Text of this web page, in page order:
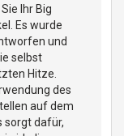
Ihr Big
Es wurde
und
selbst
Hitze.
des
auf dem
sorgt dafür,